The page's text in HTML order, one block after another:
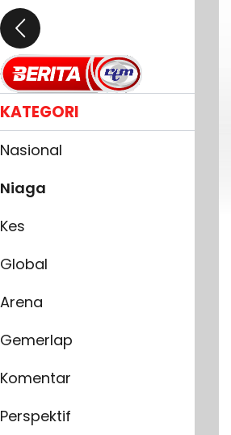
KATEGORI
Nasional
Niaga
Kes
Global
Arena
Gemerlap
Komentar
Perspektif